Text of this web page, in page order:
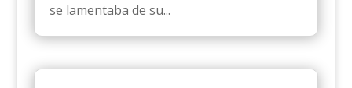
se lamentaba de su...